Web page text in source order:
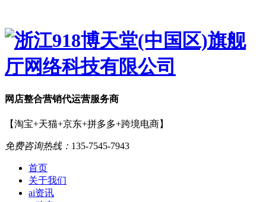
网店整合营销代运营服务商
【淘宝+天猫+京东+拼多多+跨境电商】
免费咨询热线： 135-7545-7943
首页
关于我们
ai资讯